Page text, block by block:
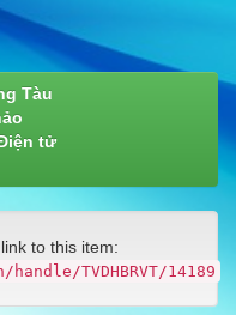
Tàu
tử
to this item:
TVDHBRVT/14189